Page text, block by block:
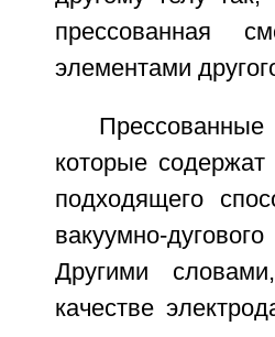
прессованная
элементами
которые
подходящего
вакуумно-
Другими
качестве